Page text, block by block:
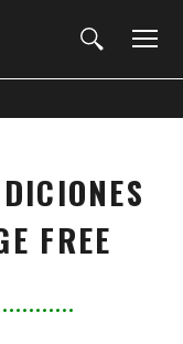
FREE